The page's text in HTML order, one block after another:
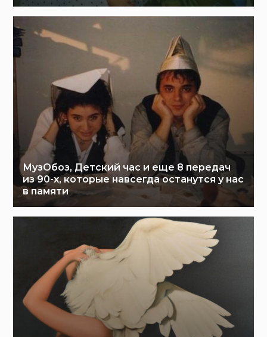
МузОбоз, Детский час и еще 8 передач
из 90-х, которые навсегда останутся у нас
в памяти